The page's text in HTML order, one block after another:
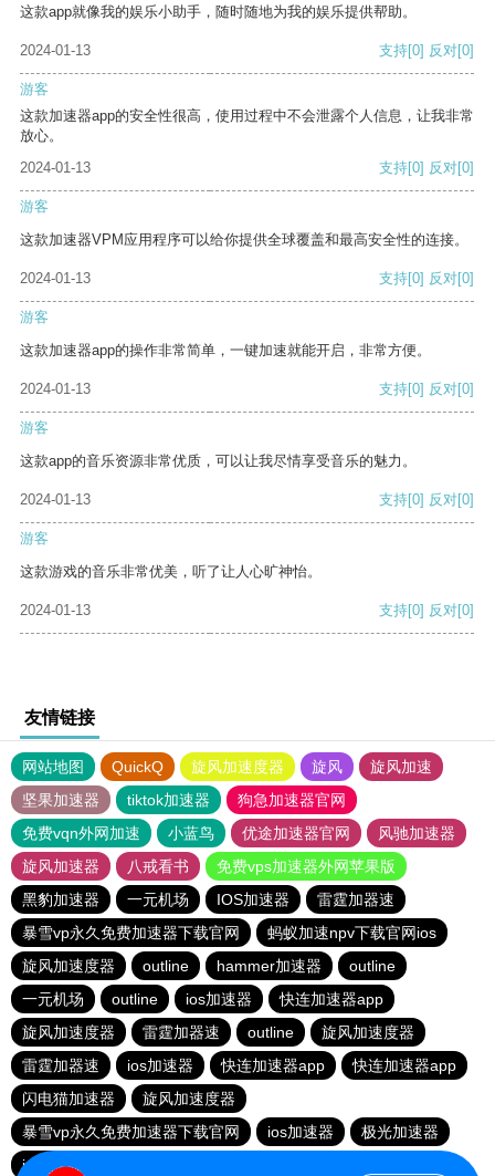
这款app就像我的娱乐小助手，随时随地为我的娱乐提供帮助。
2024-01-13 支持[0] 反对[0]
游客
这款加速器app的安全性很高，使用过程中不会泄露个人信息，让我非常
放心。
2024-01-13
支持[0] 反对[0]
游客
这款加速器VPM应用程序可以给你提供全球覆盖和最高安全性的连接。
2024-01-13 支持[0] 反对[0]
游客
这款加速器app的操作非常简单，一键加速就能开启，非常方便。
2024-01-13 支持[0] 反对[0]
游客
这款app的音乐资源非常优质，可以让我尽情享受音乐的魅力。
2024-01-13 支持[0] 反对[0]
游客
这款游戏的音乐非常优美，听了让人心旷神怡。
2024-01-13 支持[0] 反对[0]
友情链接
网站地图 QuickQ 旋风加速度器 旋风
旋风加速
坚果加速器
tiktok加速器
狗急加速器官网
免费vqn外网加速
小蓝鸟 优途加速器官网
风驰加速器
旋风加速器
八戒看书
免费vps加速器外网苹果版
黑豹加速器
一元机场 IOS加速器
雷霆加器速
暴雪vp永久免费加速器下载官网
蚂蚁加速npv下载官网ios
旋风加速度器
outline hammer加速器
outline
一元机场
outline ios加速器
快连加速器app
旋风加速度器
雷霆加器速 outline
旋风加速度器
雷霆加器速
ios加速器 快连加速器app
快连加速器app
闪电猫加速器
旋风加速度器
暴雪vp永久免费加速器下载官网
ios加速器
极光加速器
ios加速器